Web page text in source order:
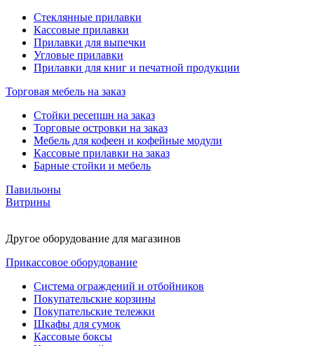
Стеклянные прилавки
Кассовые прилавки
Прилавки для выпечки
Угловые прилавки
Прилавки для книг и печатной продукции
Торговая мебель на заказ
Стойки ресепшн на заказ
Торговые островки на заказ
Мебель для кофеен и кофейные модули
Кассовые прилавки на заказ
Барные стойки и мебель
Павильоны
Витрины
Другое оборудование для магазинов
Прикассовое оборудование
Система ограждений и отбойников
Покупательские корзины
Покупательские тележки
Шкафы для сумок
Кассовые боксы